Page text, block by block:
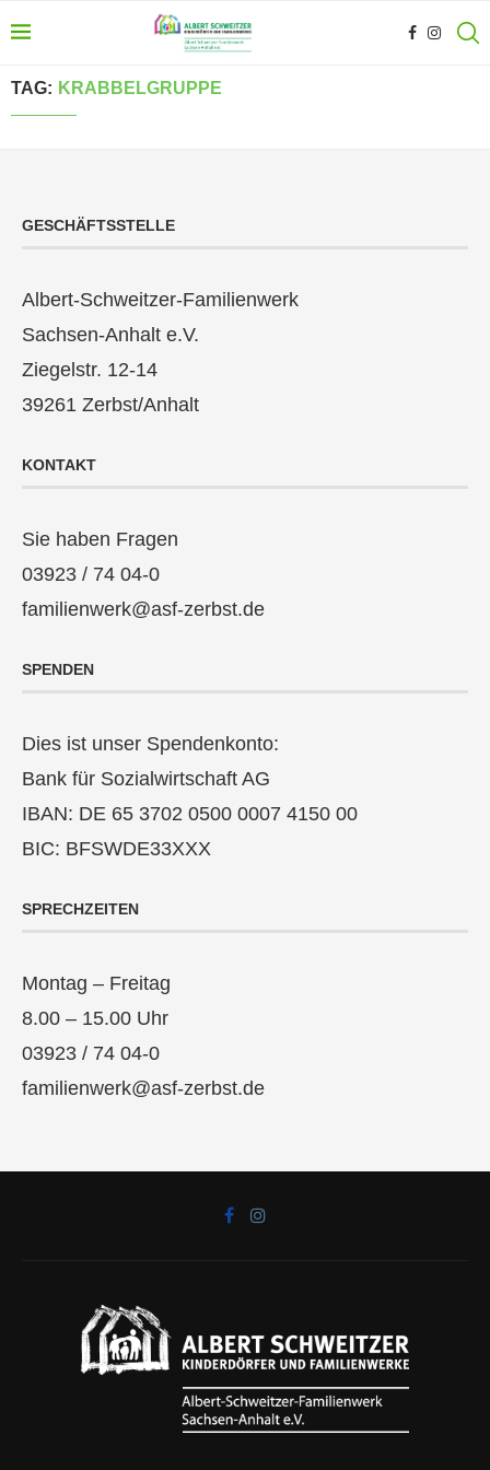
TAG: KRABBELGRUPPE
GESCHÄFTSSTELLE
Albert-Schweitzer-Familienwerk
Sachsen-Anhalt e.V.
Ziegelstr. 12-14
39261 Zerbst/Anhalt
KONTAKT
Sie haben Fragen
03923 / 74 04-0
familienwerk@asf-zerbst.de
SPENDEN
Dies ist unser Spendenkonto:
Bank für Sozialwirtschaft AG
IBAN: DE 65 3702 0500 0007 4150 00
BIC: BFSWDE33XXX
SPRECHZEITEN
Montag – Freitag
8.00 – 15.00 Uhr
03923 / 74 04-0
familienwerk@asf-zerbst.de